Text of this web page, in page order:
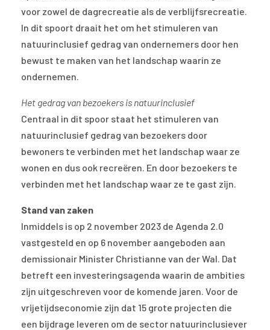
voor zowel de dagrecreatie als de verblijfsrecreatie.
In dit spoort draait het om het stimuleren van
natuurinclusief gedrag van ondernemers door hen
bewust te maken van het landschap waarin ze
ondernemen.
Het gedrag van bezoekers is natuurinclusief
Centraal in dit spoor staat het stimuleren van
natuurinclusief gedrag van bezoekers door
bewoners te verbinden met het landschap waar ze
wonen en dus ook recreëren. En door bezoekers te
verbinden met het landschap waar ze te gast zijn.
Stand van zaken
Inmiddels is op 2 november 2023 de Agenda 2.0
vastgesteld en op 6 november aangeboden aan
demissionair Minister Christianne van der Wal. Dat
betreft een investeringsagenda waarin de ambities
zijn uitgeschreven voor de komende jaren. Voor de
vrijetijdseconomie zijn dat 15 grote projecten die
een bijdrage leveren om de sector natuurinclusiever